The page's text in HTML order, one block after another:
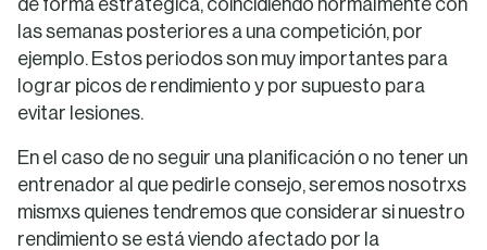
de forma estratégica, coincidiendo normalmente con
las semanas posteriores a una competición, por
ejemplo. Estos periodos son muy importantes para
lograr picos de rendimiento y por supuesto para
evitar lesiones.
En el caso de no seguir una planificación o no tener un
entrenador al que pedirle consejo, seremos nosotrxs
mismxs quienes tendremos que considerar si nuestro
rendimiento se está viendo afectado por la